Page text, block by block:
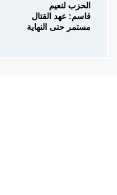
الحزب لنعيم
قاسم: عهد القتال
مستمر حتى النهاية